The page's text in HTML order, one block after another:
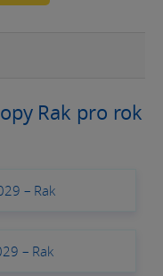
Rak pro rok
– Rak
– Rak